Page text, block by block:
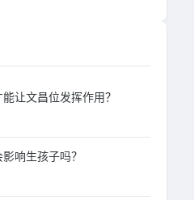
让文昌位发挥作用？
响生孩子吗？